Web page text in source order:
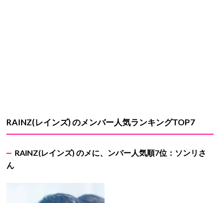
RAINZ(レインズ) のメンバー人気ランキングTOP7
RAINZ(レインズ) のメに、ンバー人気順7位：ソンリさ
ん